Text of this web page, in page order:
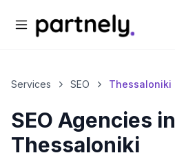
Services SEO Thessaloniki
SEO Agencies in
Thessaloniki